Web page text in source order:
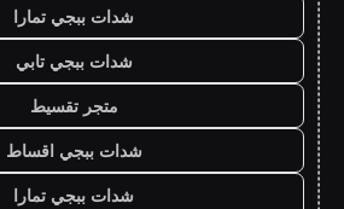
شدات ببجي تمارا
شدات ببجي تابي
متجر تقسيط
شدات ببجي اقساط
شدات ببجي تمارا